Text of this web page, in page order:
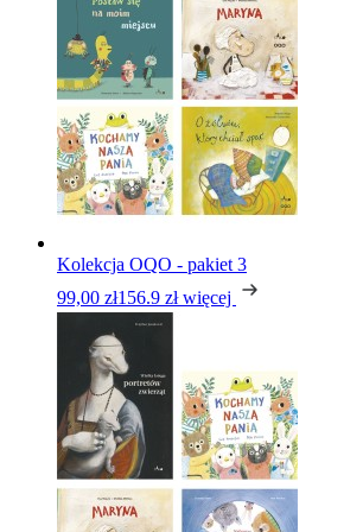
Kolekcja OQO - pakiet 3
99,00 zł156.9 zł więcej